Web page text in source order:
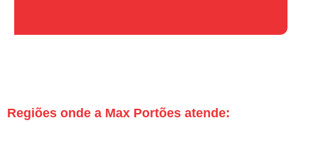
Regiões onde a Max Portões atende: